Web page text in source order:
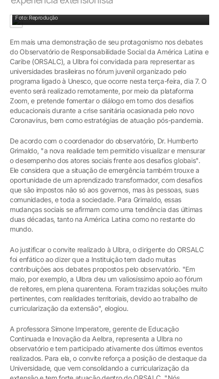
Foto: Reprodução
Em mais uma demonstração de seu protagonismo nos debates
do Observatório de Responsabilidade Social da América Latina e
Caribe (ORSALC), a Ulbra foi convidada para representar as
universidades brasileiras no fórum juvenil organizado pelo
programa ligado à Unesco, que ocorre nesta terça-feira, dia 7. O
evento será realizado remotamente, por meio da plataforma
Zoom, e pretende fomentar o diálogo em torno dos desafios
educacionais durante a crise sanitária ocasionada pelo novo
Coronavírus, bem como estratégias de atuação pós-pandemia.
De acordo com o coordenador do observatório, Dr. Humberto
Grimaldo, "a nova realidade tem permitido visualizar e mensurar
o desempenho dos atores sociais frente aos desafios globais".
Ele considera que a situação de emergência também trouxe a
oportunidade de um aprendizado transformador, com desafios
que são impostos não só aos governos, mas às pessoas, suas
comunidades, e toda a sociedade. Para Grimaldo, essas
mudanças sociais se afirmam como uma tendência das últimas
duas décadas, tanto na América Latina como no restante do
mundo.
Ao justificar o convite realizado à Ulbra, o dirigente do ORSALC
foi enfático ao dizer que a Instituição tem dado muitas
contribuições aos debates propostos pelo observatório. "Em
maio, por exemplo, a Ulbra deu um valiosíssimo apoio ao fórum
de reitores, em plena quarentena. Foram trazidas soluções muito
pertinentes, com realidades territoriais, devido ao trabalho de
curricularização da extensão", elogiou.
A professora Simone Imperatore, gerente de Educação
Continuada e Inovação da Aelbra, representa a Ulbra no
observatório e tem participado ativamente dos últimos eventos
realizados. Para ela, o convite reforça a posição de destaque da
Universidade, que vem consolidando a curricularização da